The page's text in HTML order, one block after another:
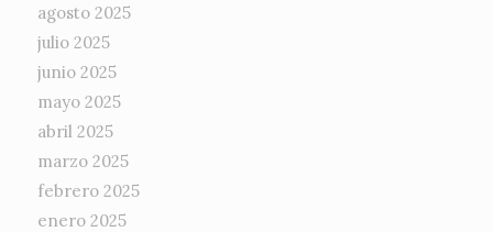
agosto 2025
julio 2025
junio 2025
mayo 2025
abril 2025
marzo 2025
febrero 2025
enero 2025